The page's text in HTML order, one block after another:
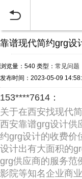

靠谱现代简约grg设
浏览量：540 类型： 常见问题
发布时间：2023-05-09
153****7614：
关于在西安找现代
西安靠谱grg设计供
约grg设计的收费价
设计出有大面积的
grg供应商的服务范
影院等知名企业商